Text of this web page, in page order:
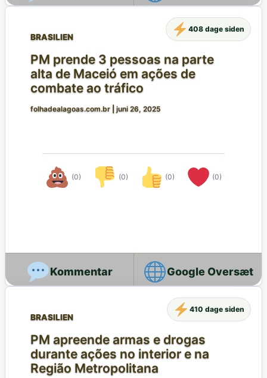
BRASILIEN
PM prende 3 pessoas na parte
alta de Maceió em ações de
combate ao tráfico
folhadealagoas.com.br juni 26, 2025
(0) (0) (0) (0)
408 dage siden
Google Oversæt
BRASILIEN
PM apreende armas e drogas
durante ações no interior e na
Região Metropolitana
410 dage siden